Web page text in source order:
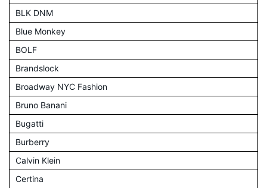
BLK DNM
Blue Monkey
BOLF
Brandslock
Broadway NYC Fashion
Bruno Banani
Bugatti
Burberry
Calvin Klein
Certina